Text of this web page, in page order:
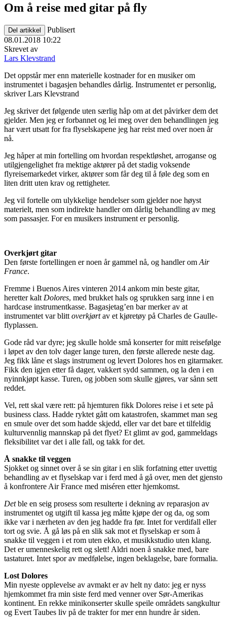
Om å reise med gitar på fly
Del artikkel
Publisert
08.01.2018 10:22
Skrevet av
Lars Klevstrand
Det oppstår mer enn materielle kostnader for en musiker om
instrumentet i bagasjen behandles dårlig. Instrumentet er personlig,
skriver Lars Klevstrand
Jeg skriver det følgende uten særlig håp om at det påvirker dem det
gjelder. Men jeg er forbannet og lei meg over den behandlingen jeg
har vært utsatt for fra flyselskapene jeg har reist med over noen år
nå.
Jeg håper at min fortelling om hvordan respektløshet, arroganse og
utilgjengelighet fra mektige aktører på det stadig voksende
flyreisemarkedet virker, aktører som får deg til å føle deg som en
liten dritt uten krav og rettigheter.
Jeg vil fortelle om ulykkelige hendelser som gjelder noe høyst
materielt, men som indirekte handler om dårlig behandling av meg
som passasjer. For en musikers instrument er personlig.
Overkjørt gitar
Den første fortellingen er noen år gammel nå, og handler om Air
France.
Fremme i Buenos Aires vinteren 2014 ankom min beste gitar,
heretter kalt Dolores, med brukket hals og sprukken sarg inne i en
hardcase instrumentkasse. Bagasjetag’en bar merker av at
instrumentet var blitt overkjørtav et kjøretøy på Charles de Gaulle-
flyplassen.
Gode råd var dyre; jeg skulle holde små konserter for mitt reisefølge
i løpet av den tolv dager lange turen, den første allerede neste dag.
Jeg fikk låne et slags instrument og levert Dolores hos en gitarmaker.
Fikk den igjen etter få dager, vakkert sydd sammen, og la den i en
nyinnkjøpt kasse. Turen, og jobben som skulle gjøres, var sånn sett
reddet.
Vel, rett skal være rett: på hjemturen fikk Dolores reise i et sete på
business class. Hadde ryktet gått om katastrofen, skammet man seg
en smule over det som hadde skjedd, eller var det bare et tilfeldig
kulturvennlig mannskap på det flyet? Et glimt av god, gammeldags
fleksibilitet var det i alle fall, og takk for det.
Å snakke til veggen
Sjokket og sinnet over å se sin gitar i en slik forfatning etter uvettig
behandling av et flyselskap var i ferd med å gå over, men det gjensto
å konfrontere Air France med miséren etter hjemkomst.
Detble en seig prosess som resulterte i dekning av reparasjon av
instrumentet og utgift til kassa jeg måtte kjøpe der og da, og som
ikke var i nærheten av den jeg hadde fra før. Intet for verdifall eller
tort og svie. Å gå løs på en slik sak mot et flyselskap er som å
snakke til veggen i et rom uten ekko, et musikkstudio uten klang.
Det er umenneskelig rett og slett! Aldri noen å snakke med, bare
tastaturet. Intet spor av medfølelse, ingen beklagelse, bare formalia.
Lost Dolores
Min nyeste opplevelse av avmakt er av helt ny dato: jeg er nyss
hjemkommet fra min siste ferd med venner over Sør-Amerikas
kontinent. En rekke minikonserter skulle speile områdets sangkultur
og Evert Taubes liv på de trakter for mer enn hundre år siden.